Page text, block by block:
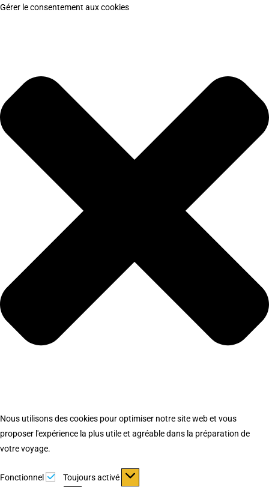
Gérer le consentement aux cookies
Nous utilisons des cookies pour optimiser notre site web et vous
proposer l'expérience la plus utile et agréable dans la préparation de
votre voyage.
Fonctionnel Fonctionnel
Toujours activé